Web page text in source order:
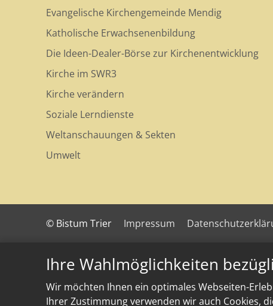
Ihre Wahlmöglichkeiten
Wir möchten Ihnen ein optimales Webseiten-
Ihrer Zustimmung verwenden wir auch Cookies,
Evangelische Kirchengemeinde Mendig
Katholische Erwachsenenbildung
Die Ideen-Dealer-Börse zur Kirchenentwicklung
Kirche im SWR3
Kirche verändern
Soziale Lerndienste
Weltanschauungen & Sekten
Umwelt
© Bistum Trier Impressum